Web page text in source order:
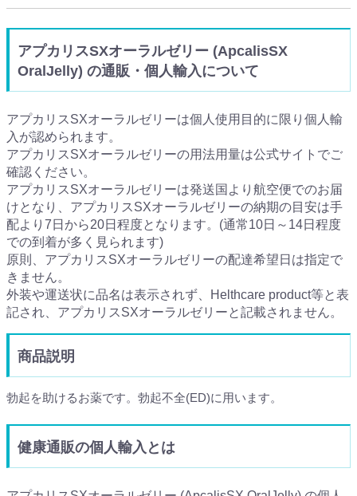
アプカリスSXオーラルゼリー (ApcalisSX
OralJelly) の通販・個人輸入について
アプカリスSXオーラルゼリーは個人使用目的に限り個人輸
入が認められます。
アプカリスSXオーラルゼリーの用法用量は公式サイトでご
確認ください。
アプカリスSXオーラルゼリーは発送国より航空便でのお届
けとなり、アプカリスSXオーラルゼリーの納期の目安は手
配より7日から20日程度となります。(通常10日～14日程度
での到着が多く見られます)
原則、アプカリスSXオーラルゼリーの配達希望日は指定で
きません。
外装や運送状に品名は表示されず、Helthcare product等と表
記され、アプカリスSXオーラルゼリーと記載されません。
商品説明
勃起を助けるお薬です。勃起不全(ED)に用います。
健康通販の個人輸入とは